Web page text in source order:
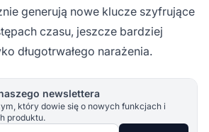
generują nowe klucze szyfrujące
czasu, jeszcze bardziej
długotrwałego narażenia.
newslettera
który dowie się o nowych funkcjach i
produktu.